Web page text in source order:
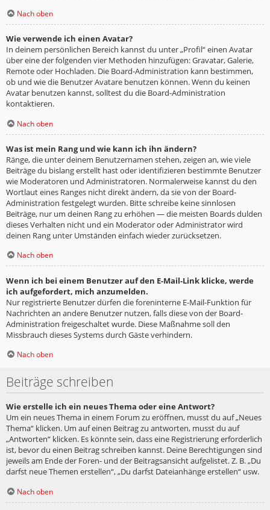
Nach oben
Wie verwende ich einen Avatar?
In deinem persönlichen Bereich kannst du unter „Profil“ einen Avatar
über eine der folgenden vier Methoden hinzufügen: Gravatar, Galerie,
Remote oder Hochladen. Die Board-Administration kann bestimmen,
ob und wie die Benutzer Avatare benutzen können. Wenn du keinen
Avatar benutzen kannst, solltest du die Board-Administration
kontaktieren.
Nach oben
Was ist mein Rang und wie kann ich ihn ändern?
Ränge, die unter deinem Benutzernamen stehen, zeigen an, wie viele
Beiträge du bislang erstellt hast oder identifizieren bestimmte Benutzer
wie Moderatoren und Administratoren. Normalerweise kannst du den
Wortlaut eines Ranges nicht direkt ändern, da sie von der Board-
Administration festgelegt wurden. Bitte schreibe keine sinnlosen
Beiträge, nur um deinen Rang zu erhöhen — die meisten Boards dulden
dieses Verhalten nicht und ein Moderator oder Administrator wird
deinen Rang unter Umständen einfach wieder zurücksetzen.
Nach oben
Wenn ich bei einem Benutzer auf den E-Mail-Link klicke, werde
ich aufgefordert, mich anzumelden.
Nur registrierte Benutzer dürfen die foreninterne E-Mail-Funktion für
Nachrichten an andere Benutzer nutzen, falls diese von der Board-
Administration freigeschaltet wurde. Diese Maßnahme soll den
Missbrauch dieses Systems durch Gäste verhindern.
Nach oben
Beiträge schreiben
Wie erstelle ich ein neues Thema oder eine Antwort?
Um ein neues Thema in einem Forum zu eröffnen, musst du auf „Neues
Thema“ klicken. Um auf einen Beitrag zu antworten, musst du auf
„Antworten“ klicken. Es könnte sein, dass eine Registrierung erforderlich
ist, bevor du einen Beitrag schreiben kannst. Deine Berechtigungen sind
jeweils am Ende der Foren- und der Beitragsansicht aufgelistet. Z. B. „Du
darfst neue Themen erstellen“, „Du darfst Dateianhänge erstellen“ usw.
Nach oben